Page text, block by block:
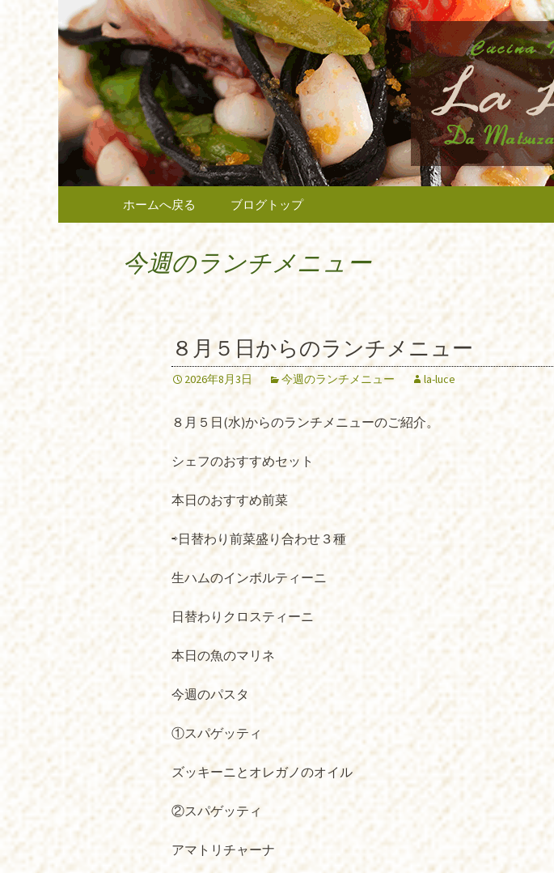
府中のイタリア料
最新情報
府中市、国分寺、調布などから近いイタリア料
報や、新メニュー・限定メニューなどの最新情
広く当店の情報をお届けいたします。
コンテンツへ移動
ホームへ戻る ブログトップ
今週のランチメニュー
８月５日からのランチメニュー
2026年8月3日 今週のランチメニュー la-luce
８月５日(水)からのランチメニューのご紹介。
シェフのおすすめセット
本日のおすすめ前菜
⇨日替わり前菜盛り合わせ３種
生ハムのインボルティーニ
日替わりクロスティーニ
本日の魚のマリネ
今週のパスタ
①スパゲッティ
ズッキーニとオレガノのオイル
②スパゲッティ
アマトリチャーナ